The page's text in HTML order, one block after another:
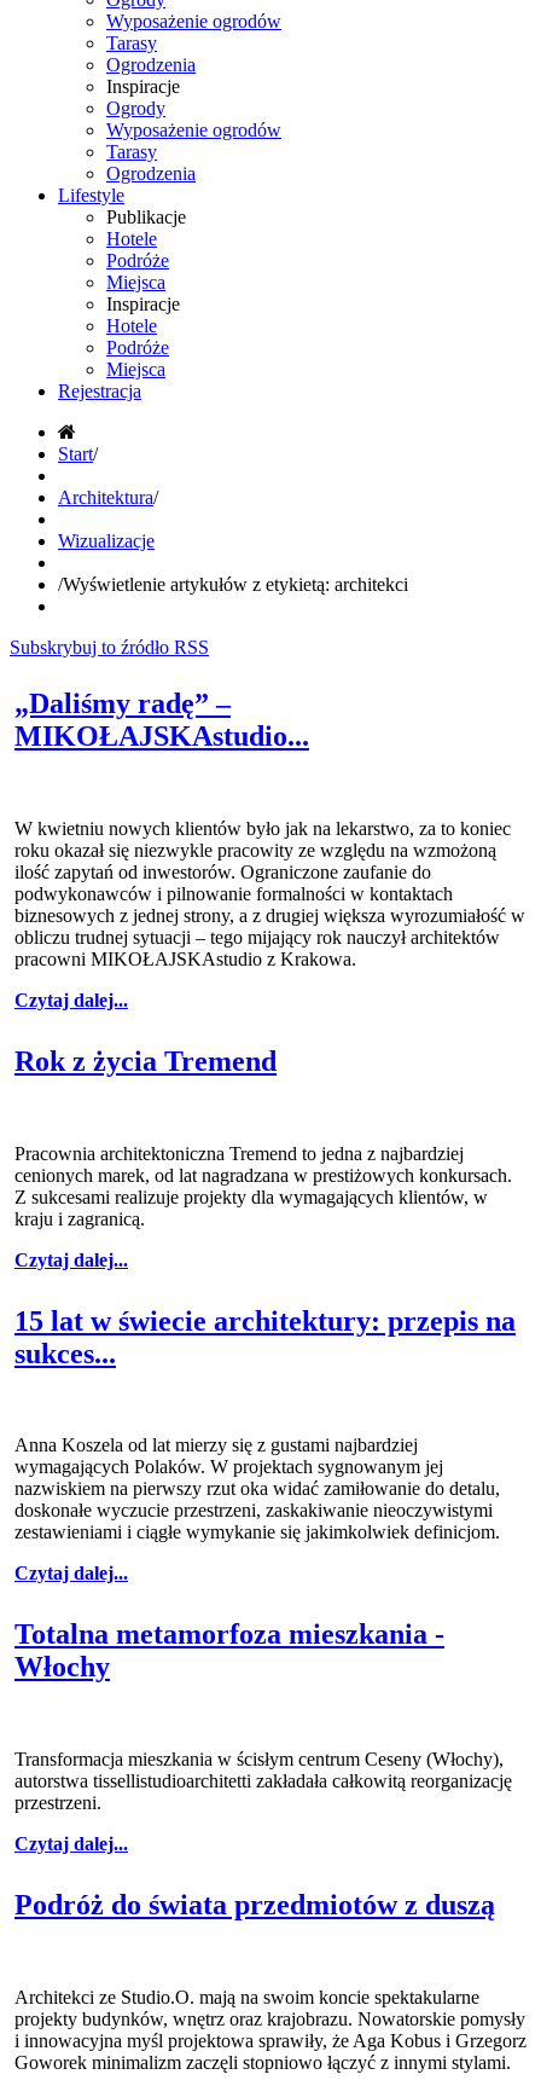
Wyposażenie ogrodów
Tarasy
Ogrodzenia
Inspiracje
Ogrody
Wyposażenie ogrodów
Tarasy
Ogrodzenia
Lifestyle
Publikacje
Hotele
Podróże
Miejsca
Inspiracje
Hotele
Podróże
Miejsca
Rejestracja
Start/
Architektura/
Wizualizacje
/Wyświetlenie artykułów z etykietą: architekci
Subskrybuj to źródło RSS
„Daliśmy radę” –
MIKOŁAJSKAstudio...
W kwietniu nowych klientów było jak na lekarstwo, za to koniec
roku okazał się niezwykle pracowity ze względu na wzmożoną
ilość zapytań od inwestorów. Ograniczone zaufanie do
podwykonawców i pilnowanie formalności w kontaktach
biznesowych z jednej strony, a z drugiej większa wyrozumiałość w
obliczu trudnej sytuacji – tego mijający rok nauczył architektów
pracowni MIKOŁAJSKAstudio z Krakowa.
Czytaj dalej...
Rok z życia Tremend
Pracownia architektoniczna Tremend to jedna z najbardziej
cenionych marek, od lat nagradzana w prestiżowych konkursach.
Z sukcesami realizuje projekty dla wymagających klientów, w
kraju i zagranicą.
Czytaj dalej...
15 lat w świecie architektury: przepis na
sukces...
Anna Koszela od lat mierzy się z gustami najbardziej
wymagających Polaków. W projektach sygnowanym jej
nazwiskiem na pierwszy rzut oka widać zamiłowanie do detalu,
doskonałe wyczucie przestrzeni, zaskakiwanie nieoczywistymi
zestawieniami i ciągłe wymykanie się jakimkolwiek definicjom.
Czytaj dalej...
Totalna metamorfoza mieszkania -
Włochy
Transformacja mieszkania w ścisłym centrum Ceseny (Włochy),
autorstwa tissellistudioarchitetti zakładała całkowitą reorganizację
przestrzeni.
Czytaj dalej...
Podróż do świata przedmiotów z duszą
Architekci ze Studio.O. mają na swoim koncie spektakularne
projekty budynków, wnętrz oraz krajobrazu. Nowatorskie pomysły
i innowacyjna myśl projektowa sprawiły, że Aga Kobus i Grzegorz
Goworek minimalizm zaczęli stopniowo łączyć z innymi stylami.